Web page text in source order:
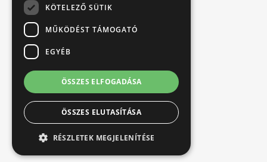
KÖTELEZŐ SÜTIK
MŰKÖDÉST TÁMOGATÓ
EGYÉB
ÖSSZES ELFOGADÁSA
ÖSSZES ELUTASÍTÁSA
RÉSZLETEK MEGJELENÍTÉSE